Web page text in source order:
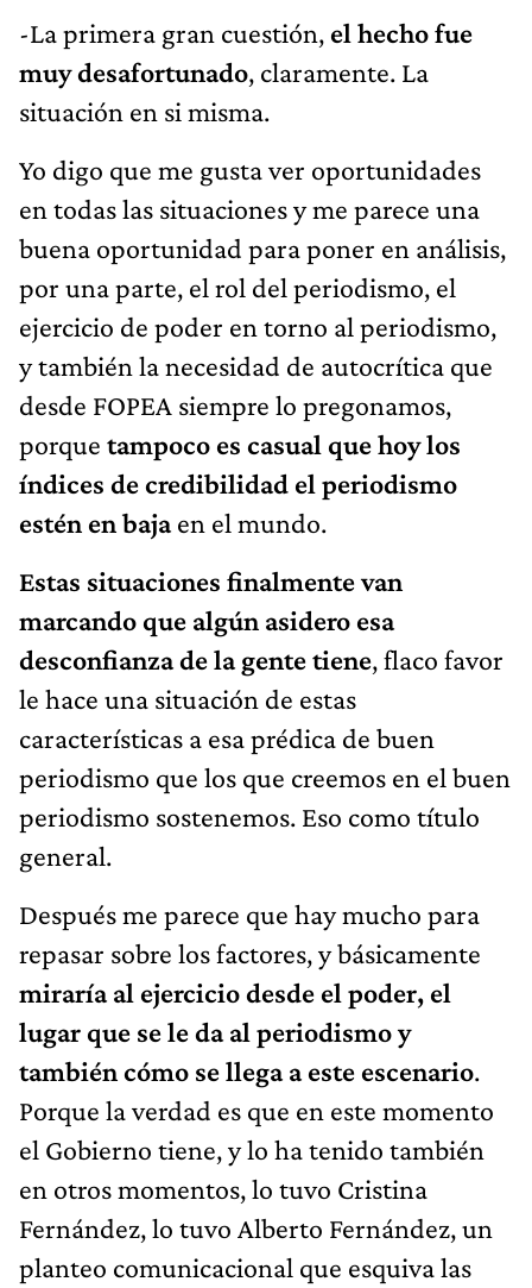
-La primera gran cuestión, el hecho fue
muy desafortunado, claramente. La
situación en si misma.
Yo digo que me gusta ver oportunidades
en todas las situaciones y me parece una
buena oportunidad para poner en análisis,
por una parte, el rol del periodismo, el
ejercicio de poder en torno al periodismo,
y también la necesidad de autocrítica que
desde FOPEA siempre lo pregonamos,
porque tampoco es casual que hoy los
índices de credibilidad el periodismo
estén en bajaen el mundo.
Estas situaciones finalmente van
marcando que algún asidero esa
desconfianza de la gente tiene, flaco favor
le hace una situación de estas
características a esa prédica de buen
periodismo que los que creemos en el buen
periodismo sostenemos. Eso como título
general.
Después me parece que hay mucho para
repasar sobre los factores, y básicamente
miraría al ejercicio desde el poder, el
lugar que se le da al periodismo y
también cómo se llega a este escenario.
Porque la verdad es que en este momento
el Gobierno tiene, y lo ha tenido también
en otros momentos, lo tuvo Cristina
Fernández, lo tuvo Alberto Fernández, un
planteo comunicacional que esquiva las